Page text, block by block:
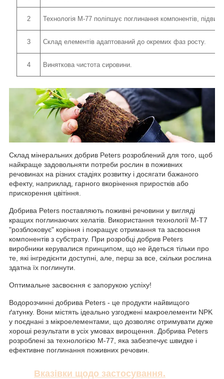
Вказівки щодо застосування.
Водорозчинні добрива Peters - це продукти найвищого
ґатунку. Вони містять ідеально узгоджені макроелементи NPK
у поєднані з мікроелементами, що дозволяє отримувати дуже
хороші результати в усіх умовах вирощення. Добрива Peters
розроблені за технологією M-77, яка забезпечує швидке і
ефективне поглинання поживних речовин.
Оптимальне засвоєння є запорукою успіху!
Добрива Peters поставляють поживні речовини у вигляді
кращих поглинаючих хелатів. Використання технології M-T7
"розблоковує" коріння і покращує отримання та засвоєння
компонентів з субстрату. При розробці добрив Peters
виробники керувалися принципом, що не йдеться тільки про
те, які інгредієнти доступні, але, перш за все, скільки рослина
здатна їх поглинути.
Склад мінеральних добрив Peters розроблений для того, щоб
найкраще задовольняти потреби рослин в поживних
речовинах на різних стадіях розвитку і досягати бажаного
ефекту, наприклад, гарного вкорінення приростків або
прискорення цвітіння.
2 Технологія М-77 поліпшує поглинання компонентів,
3 Склад елементів адаптований до окремих фаз росту.
4 Виняткова чистота сировини.